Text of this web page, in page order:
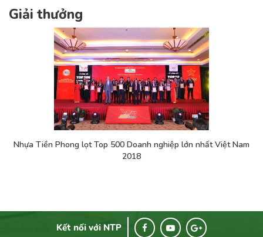
Giải thưởng
Nhựa Tiền Phong lọt Top 500 Doanh nghiệp lớn nhất Việt Nam
2018
Kết nối với NTP